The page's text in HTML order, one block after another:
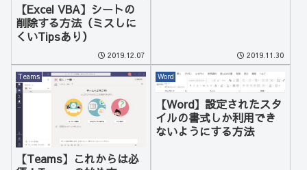
【Excel VBA】シートの
削除する方法（ミスしに
くいTipsあり）
2019.12.07 2019.11.30
Teams
【Teams】これからは必
Word
【Word】設定されたスタ
イルの書式しか利用でき
ないようにする方法